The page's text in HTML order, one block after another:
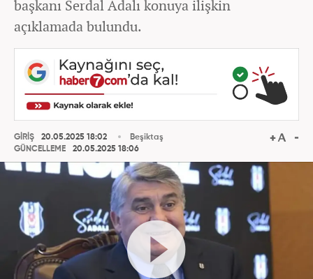
başkanı Serdal Adalı konuya ilişkin
açıklamada bulundu.
GİRİŞ
20.05.2025 18:02
GÜNCELLEME
20.05.2025 18:06
Beşiktaş